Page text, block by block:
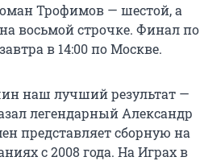
Трофимов — шестой, а
восьмой строчке. Финал по
в 14:00 по Москве.
наш лучший результат —
легендарный Александр
представляет сборную на
с 2008 года. На Играх в